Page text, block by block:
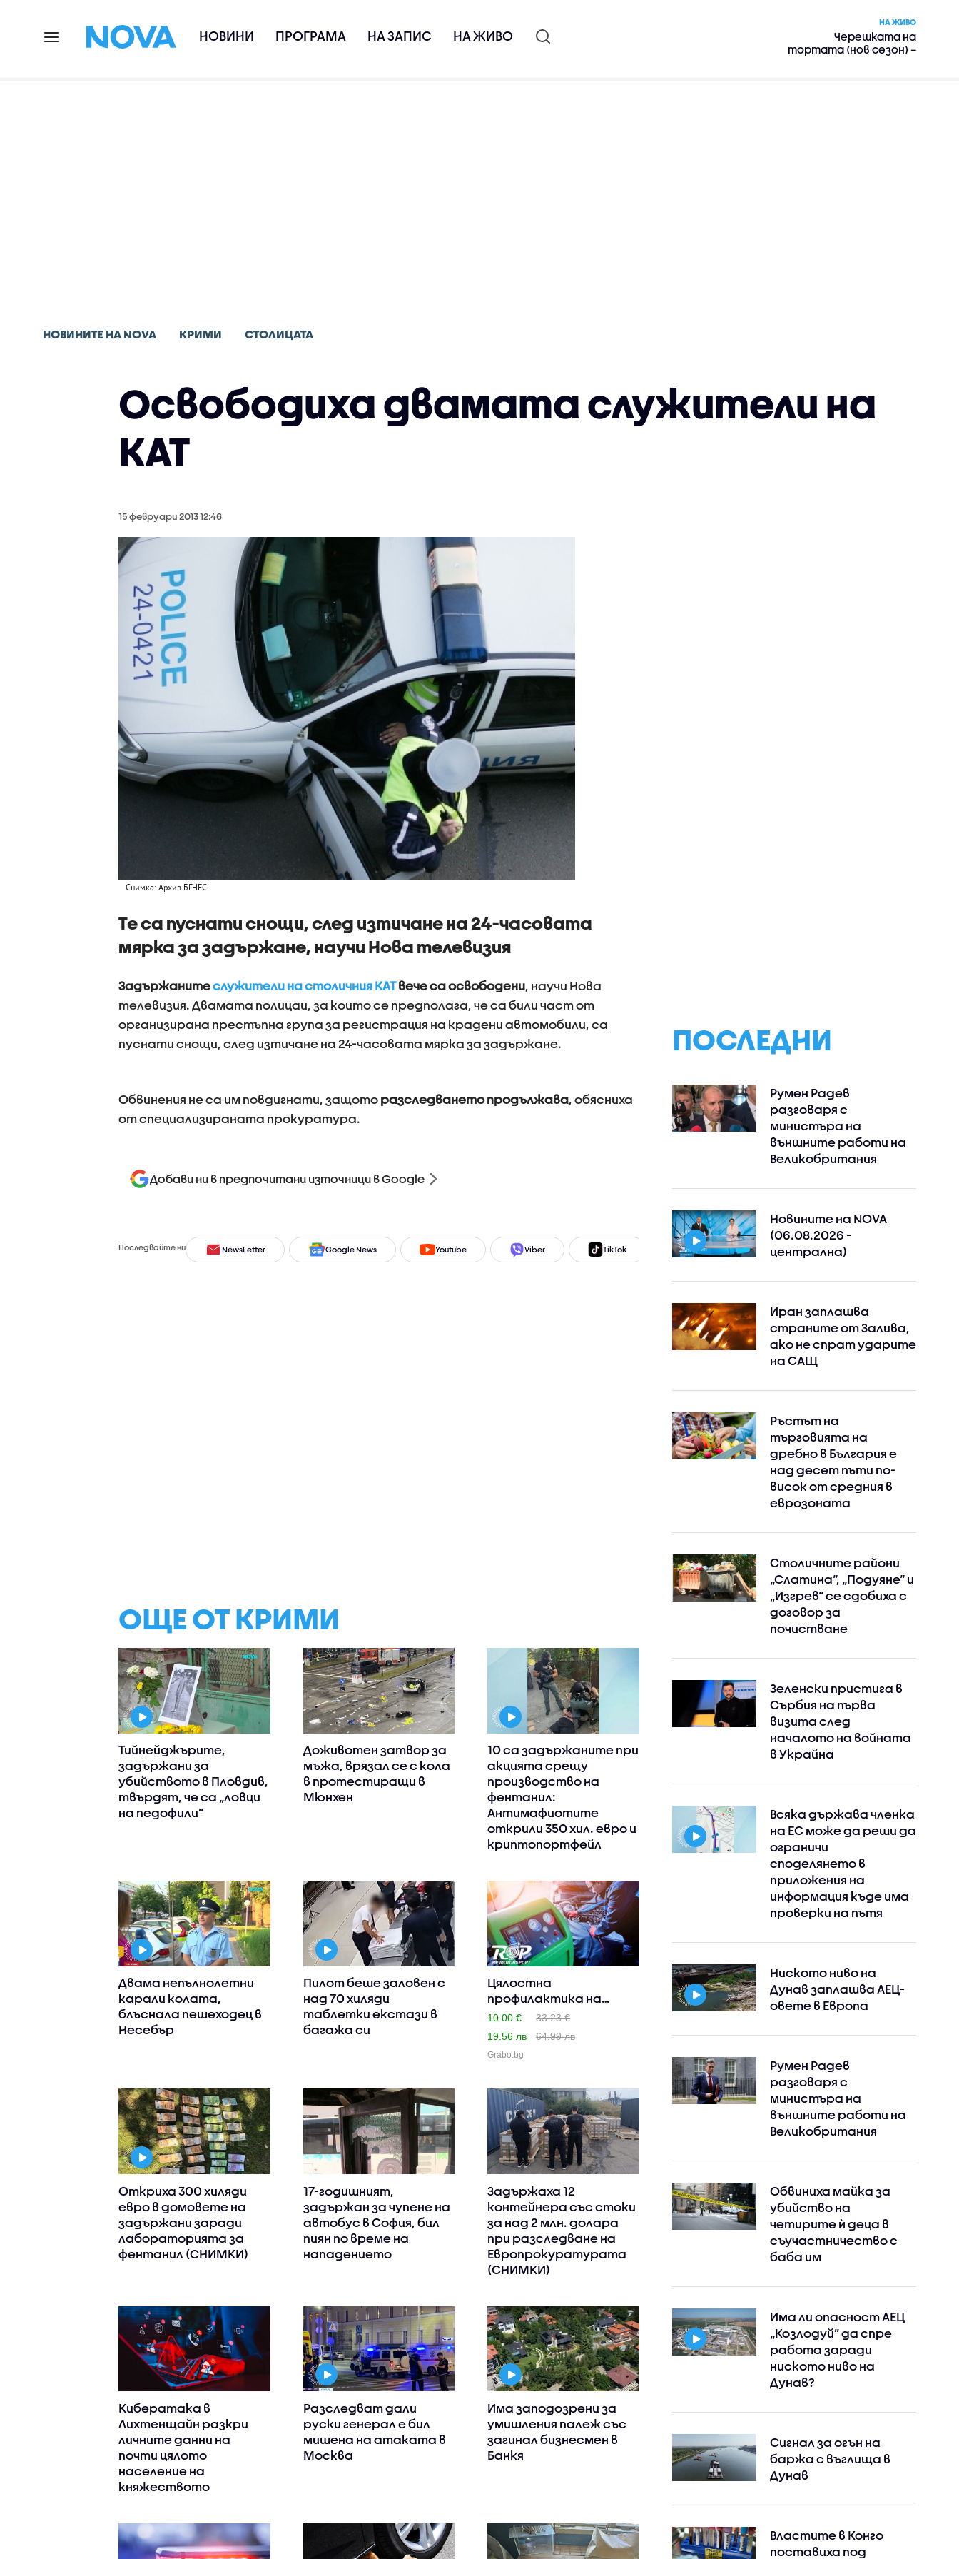
НОВИНИ ПРОГРАМА НА ЗАПИС НА ЖИВО
НА ЖИВО
Черешката на
тортата (нов сезон) –
НОВИНИТЕ НА NOVA КРИМИ СТОЛИЦАТА
Освободиха двамата служители на
КАТ
15 февруари 2013 12:46
Снимка: Архив БГНЕС
Те са пуснати снощи, след изтичане на 24-часовата
мярка за задържане, научи Нова телевизия
Задържанитеслужители на столичния КАТвече са освободени, научи Нова
телевизия. Двамата полицаи, за които се предполага, че са били част от
организирана престъпна група за регистрация на крадени автомобили, са
пуснати снощи, след изтичане на 24-часовата мярка за задържане.
Обвинения не са им повдигнати, защото разследването продължава, обясниха
от специализираната прокуратура.
Добави ни в предпочитани източници в Google
Последвайте ни NewsLetter Google News Youtube Viber TikTok Instagram Facebook
ОЩЕ ОТ КРИМИ
Тийнейджърите,
задържани за
убийството в Пловдив,
твърдят, че са „ловци
на педофили”
Доживотен затвор за
мъжа, врязал се с кола
в протестиращи в
Мюнхен
10 са задържаните при
акцията срещу
производство на
фентанил:
Антимафиотите
открили 350 хил. евро и
криптопортфейл
Двама непълнолетни
карали колата,
блъснала пешеходец в
Несебър
Пилот беше заловен с
над 70 хиляди
таблетки екстази в
багажа си
Цялостна
профилактика на
климатична система ..
10.00 €
33.23 €
19.56 лв
64.99 лв
Grabo.bg
Откриха 300 хиляди
евро в домовете на
задържани заради
лабораторията за
фентанил (СНИМКИ)
17-годишният,
задържан за чупене на
автобус в София, бил
пиян по време на
нападението
Задържаха 12
контейнера със стоки
за над 2 млн. долара
при разследване на
Европрокуратурата
(СНИМКИ)
Кибератака в
Лихтенщайн разкри
личните данни на
почти цялото
население на
княжеството
Разследват дали
руски генерал е бил
мишена на атаката в
Москва
Има заподозрени за
умишления палеж със
загинал бизнесмен в
Банкя
ПОСЛЕДНИ
Румен Радев
разговаря с
министъра на
външните работи на
Великобритания
Новините на NOVA
(06.08.2026 -
централна)
Иран заплашва
страните от Залива,
ако не спрат ударите
на САЩ
Ръстът на
търговията на
дребно в България е
над десет пъти по-
висок от средния в
еврозоната
Столичните райони
„Слатина“, „Подуяне“ и
„Изгрев“ се сдобиха с
договор за
почистване
Зеленски пристига в
Сърбия на първа
визита след
началото на войната
в Украйна
Всяка държава членка
на ЕС може да реши да
ограничи
споделянето в
приложения на
информация къде има
проверки на пътя
Ниското ниво на
Дунав заплашва АЕЦ-
овете в Европа
Румен Радев
разговаря с
министъра на
външните работи на
Великобритания
Обвиниха майка за
убийство на
четирите ѝ деца в
съучастничество с
баба им
Има ли опасност АЕЦ
„Козлодуй” да спре
работа заради
ниското ниво на
Дунав?
Сигнал за огън на
баржа с въглища в
Дунав
Властите в Конго
поставиха под